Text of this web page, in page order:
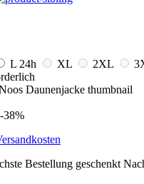
L 24h XL 2XL
-38%
Bestellung geschenkt